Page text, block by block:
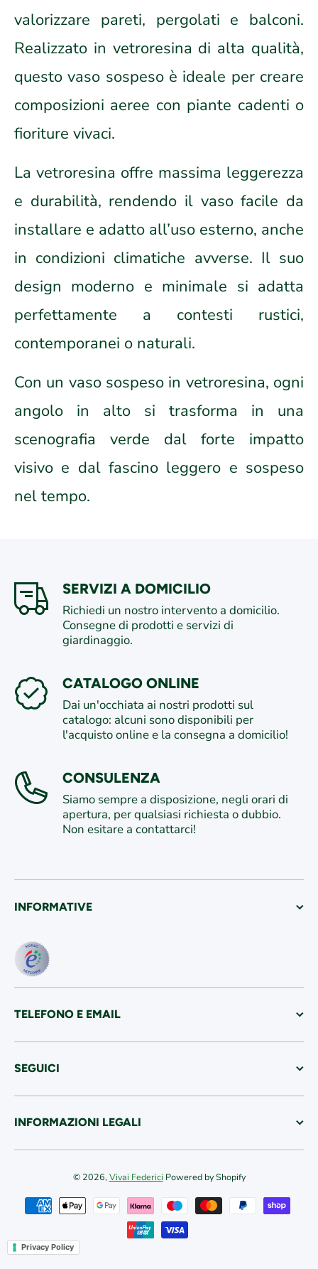
valorizzare pareti, pergolati e balconi.
Realizzato in vetroresina di alta qualità,
questo vaso sospeso è ideale per creare
composizioni aeree con piante cadenti o
fioriture vivaci.
La vetroresina offre massima leggerezza
e durabilità, rendendo il vaso facile da
installare e adatto all’uso esterno, anche
in condizioni climatiche avverse. Il suo
design moderno e minimale si adatta
perfettamente a contesti rustici,
contemporanei o naturali.
Con un vaso sospeso in vetroresina, ogni
angolo in alto si trasforma in una
scenografia verde dal forte impatto
visivo e dal fascino leggero e sospeso
nel tempo.
SERVIZI A DOMICILIO
Richiedi un nostro intervento a domicilio.
Consegne di prodotti e servizi di
giardinaggio.
CATALOGO ONLINE
Dai un'occhiata ai nostri prodotti sul
catalogo: alcuni sono disponibili per
l'acquisto online e la consegna a domicilio!
CONSULENZA
Siamo sempre a disposizione, negli orari di
apertura, per qualsiasi richiesta o dubbio.
Non esitare a contattarci!
INFORMATIVE
TELEFONO E EMAIL
SEGUICI
INFORMAZIONI LEGALI
© 2026, Vivai Federici Powered by Shopify
Metodi di pagamento
Privacy Policy